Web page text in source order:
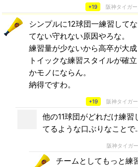
+19 阪神タイガー
シンプルに12球団一練習して
てない守れない原因やろな。
練習量が少ないから高卒が大
トイックな練習スタイルが確
かモノにならん。
納得ですわ。
+19 阪神タイガ
他の11球団がどれだけ練習
てるような口ぶりなこと
阪神タイガ
チームとしてもっと練